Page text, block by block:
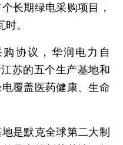
长期绿电采购项目，
。
协议，华润电力自
苏的五个生产基地和
覆盖医药健康、生命
是默克全球第二大制